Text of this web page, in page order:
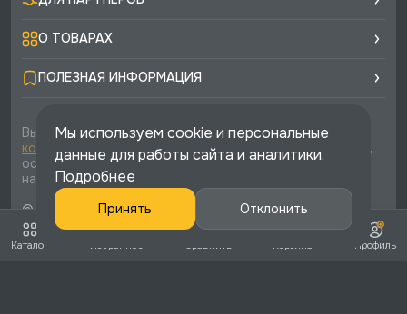
О ТОВАРАХ
ПОЛЕЗНАЯ ИНФОРМАЦИЯ
Вы соглашаетесь с условиямиполитики
конфиденциальностиипубличной офертыкаждый раз,
оставляя свои данные в любой форме обратной связи
на сайте runtec-shop.ru
© 2026 «Runtec», официальный интернет-магазин. Все
права защищены
Каталог Профиль
Мы используем cookie и персональные
данные для работы сайта и аналитики.
Подробнее
Принять Отклонить